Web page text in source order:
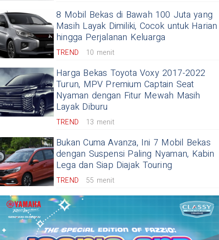
8 Mobil Bekas di Bawah 100 Juta yang
Masih Layak Dimiliki, Cocok untuk Harian
hingga Perjalanan Keluarga
TREND 10 menit
Harga Bekas Toyota Voxy 2017-2022
Turun, MPV Premium Captain Seat
Nyaman dengan Fitur Mewah Masih
Layak Diburu
TREND 13 menit
Bukan Cuma Avanza, Ini 7 Mobil Bekas
dengan Suspensi Paling Nyaman, Kabin
Lega dan Siap Diajak Touring
TREND 55 menit